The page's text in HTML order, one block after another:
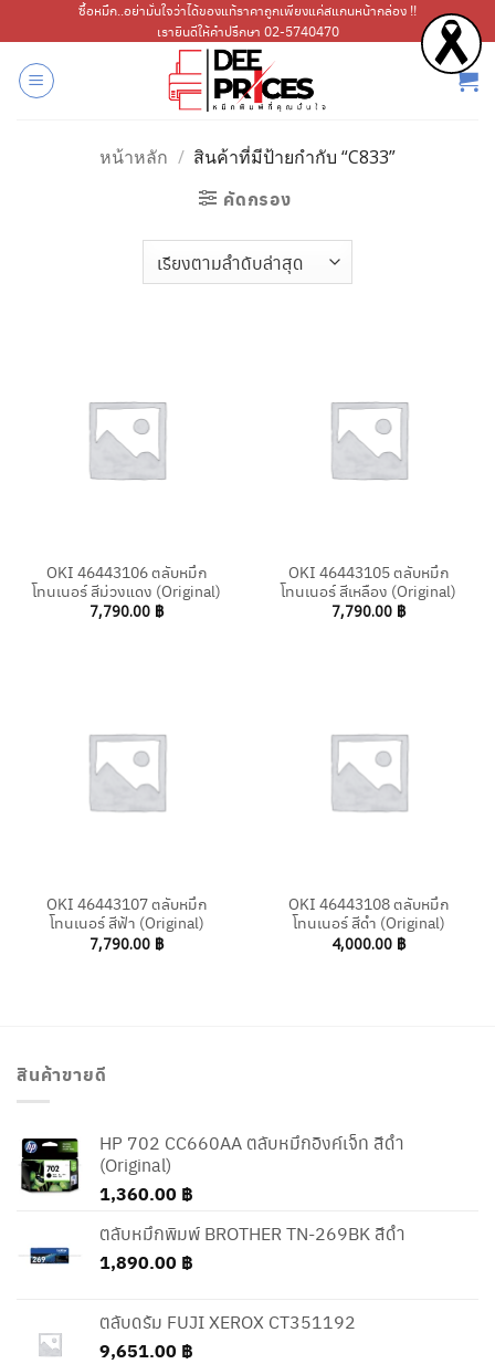
ไป
เนื้อหา
ซื้อหมึก..อย่ามั่นใจว่าได้ของแท้ราคาถูกเพียงแค่สแกนหน้ากล่อง !!
เรายินดีให้คำปรึกษา 02-5740470
หน้าหลัก / สินค้าที่มีป้ายกำกับ “C833”
คัดกรอง
OKI 46443106 ตลับหมึก
โทนเนอร์ สีม่วงแดง (Original)
7,790.00 ฿
OKI 46443105 ตลับหมึก
โทนเนอร์ สีเหลือง (Original)
7,790.00 ฿
OKI 46443107 ตลับหมึก
โทนเนอร์ สีฟ้า (Original)
7,790.00 ฿
OKI 46443108 ตลับหมึก
โทนเนอร์ สีดำ (Original)
4,000.00 ฿
สินค้าขายดี
HP 702 CC660AA ตลับหมึกอิงค์เจ็ท สีดำ
(Original)
1,360.00 ฿
ตลับหมึกพิมพ์ BROTHER TN-269BK สีดำ
1,890.00 ฿
ตลับดรัม FUJI XEROX CT351192
9,651.00 ฿